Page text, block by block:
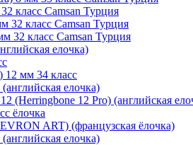
класс Camsan Турция
32 класс Camsan Турция
32 класс Camsan Турция
елочка)
12 мм 34 класс
елочка)
(Herringbone 12 Pro) (английская
ёлочка
ART) (французская ёлочка)
елочка)